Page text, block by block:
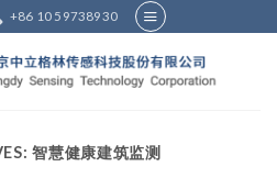
+86 10 59738930
智慧健康建筑监测